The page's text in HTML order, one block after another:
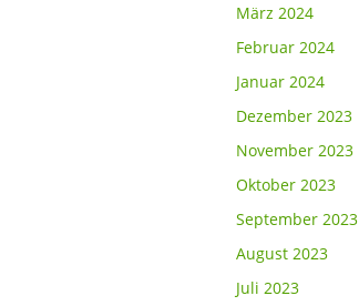
März 2024
Februar 2024
Januar 2024
Dezember 2023
November 2023
Oktober 2023
September 2023
August 2023
Juli 2023